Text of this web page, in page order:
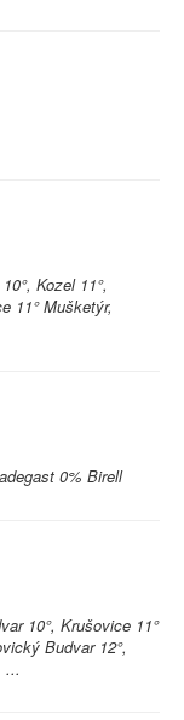
Kozel 11°,
11° Mušketýr,
0% Birell
10°, Krušovice 11°
Budvar 12°,
...